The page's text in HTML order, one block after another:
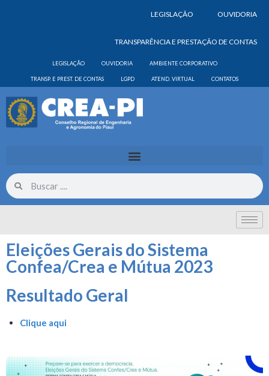
LEGISLAÇÃO OUVIDORIA
TRANSPARÊNCIA E PRESTAÇÃO DE CONTAS
LEGISLAÇÃO OUVIDORIA AMBIENTE CORPORATIVO
TRANSP. E PREST. DE CONTAS LGPD ATEND. VIRTUAL CONTATOS
Eleições Gerais do Sistema
Confea/Crea e Mútua 2023
Resultado Geral
Clique aqui